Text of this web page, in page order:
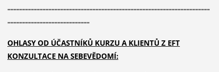
---------------------------------------------------------------------
----------------------------
OHLASY OD ÚČASTNÍKŮ KURZU A KLIENTŮ Z EFT
KONZULTACE NA SEBEVĚDOMÍ: